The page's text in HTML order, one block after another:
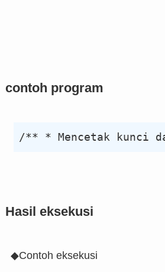
contoh program
Hasil eksekusi
◆Contoh eksekusi